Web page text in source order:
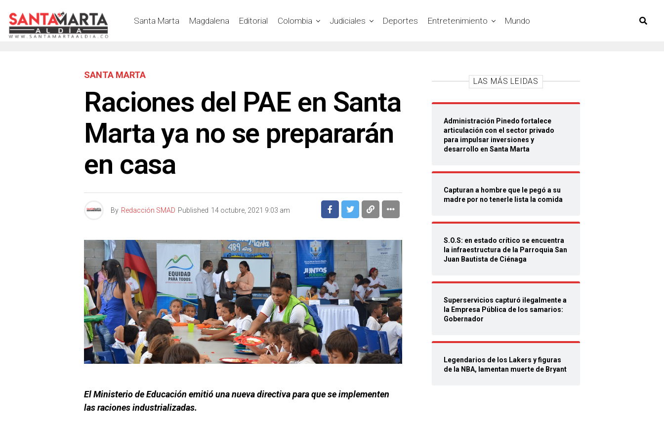
Santa Marta Magdalena Editorial Colombia Judiciales Deportes Entretenimiento Mundo
SANTA MARTA
Raciones del PAE en Santa
Marta ya no se prepararán
en casa
By Redacción SMAD Published 14 octubre, 2021 9:03 am
El Ministerio de Educación emitió una nueva directiva para que se implementen
las raciones industrializadas.
LAS MÁS LEIDAS
Administración Pinedo fortalece
articulación con el sector privado
para impulsar inversiones y
desarrollo en Santa Marta
Capturan a hombre que le pegó a su
madre por no tenerle lista la comida
S.O.S: en estado crítico se encuentra
la infraestructura de la Parroquia San
Juan Bautista de Ciénaga
Superservicios capturó ilegalmente a
la Empresa Pública de los samarios:
Gobernador
Legendarios de los Lakers y figuras
de la NBA, lamentan muerte de Bryant